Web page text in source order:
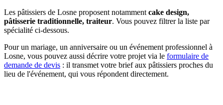
Les pâtissiers de Losne proposent notamment cake design,
pâtisserie traditionnelle, traiteur. Vous pouvez filtrer la liste par
spécialité ci-dessous.
Pour un mariage, un anniversaire ou un événement professionnel à
Losne, vous pouvez aussi décrire votre projet via le formulaire de
demande de devis : il transmet votre brief aux pâtissiers proches du
lieu de l'événement, qui vous répondent directement.